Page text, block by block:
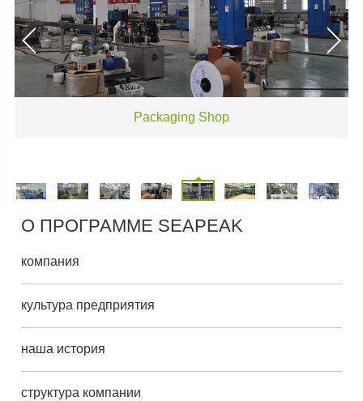
Packaging Shop
О ПРОГРАММЕ SEAPEAK
компания
культура предприятия
наша история
структура компании